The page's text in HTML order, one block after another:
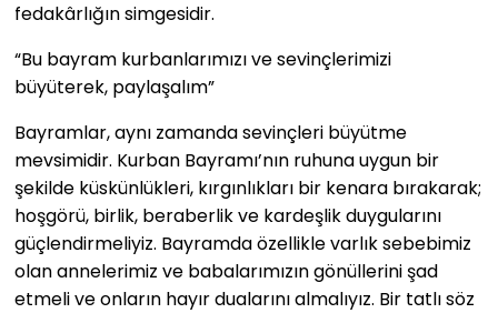
fedakârlığın simgesidir.
“Bu bayram kurbanlarımızı ve sevinçlerimizi
büyüterek, paylaşalım”
Bayramlar, aynı zamanda sevinçleri büyütme
mevsimidir. Kurban Bayramı’nın ruhuna uygun bir
şekilde küskünlükleri, kırgınlıkları bir kenara bırakarak;
hoşgörü, birlik, beraberlik ve kardeşlik duygularını
güçlendirmeliyiz. Bayramda özellikle varlık sebebimiz
olan annelerimiz ve babalarımızın gönüllerini şad
etmeli ve onların hayır dualarını almalıyız. Bir tatlı söz